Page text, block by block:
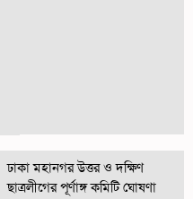
ঢাকা মহানগর উত্তর ও দক্ষিণ
ছাত্রলীগের পূর্ণাঙ্গ কমিটি ঘোষণা